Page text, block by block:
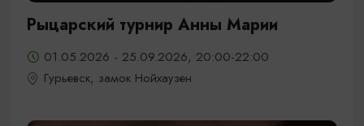
Рыцарский турнир Анны Марии
01.05.2026 - 25.09.2026, 20:00-22:00
Гурьевск, замок Нойхаузен